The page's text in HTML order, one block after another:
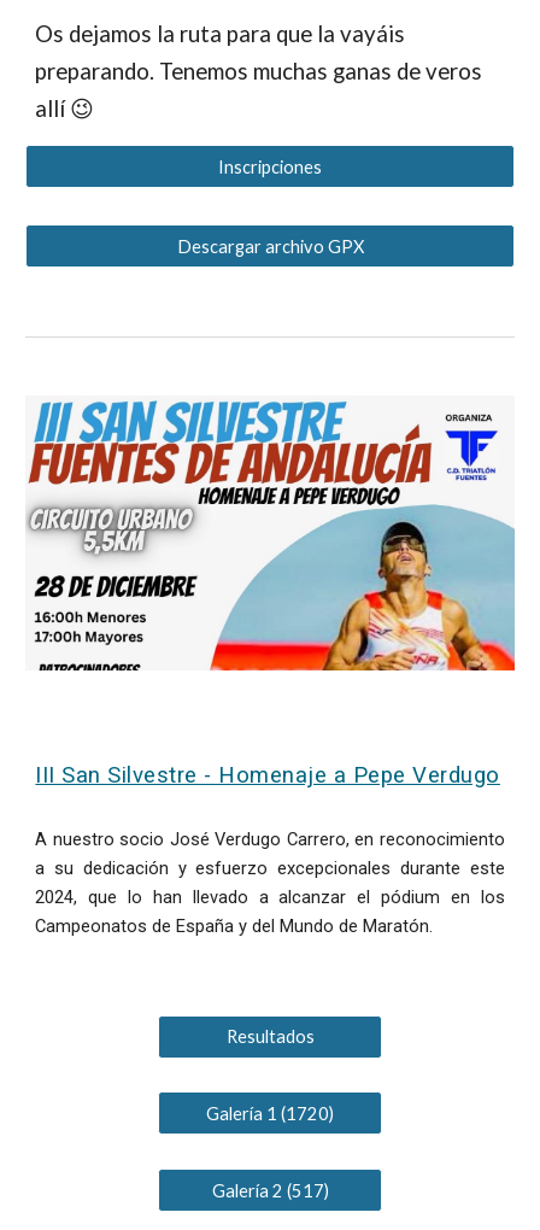
Os dejamos la ruta para que la vayáis
preparando. Tenemos muchas ganas de veros
allí 😉
Inscripciones
Descargar archivo GPX
III San Silvestre - Homenaje a Pepe Verdugo
A nuestro socio José Verdugo Carrero, en reconocimiento
a su dedicación y esfuerzo excepcionales durante este
2024, que lo han llevado a alcanzar el pódium en los
Campeonatos de España y del Mundo de Maratón.
Resultados
Galería 1 (1720)
Galería 2 (517)